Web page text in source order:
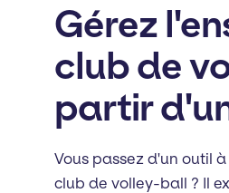
Gérez
club de
partir
Vous passez d'un outil
club de volley-ball ? Il